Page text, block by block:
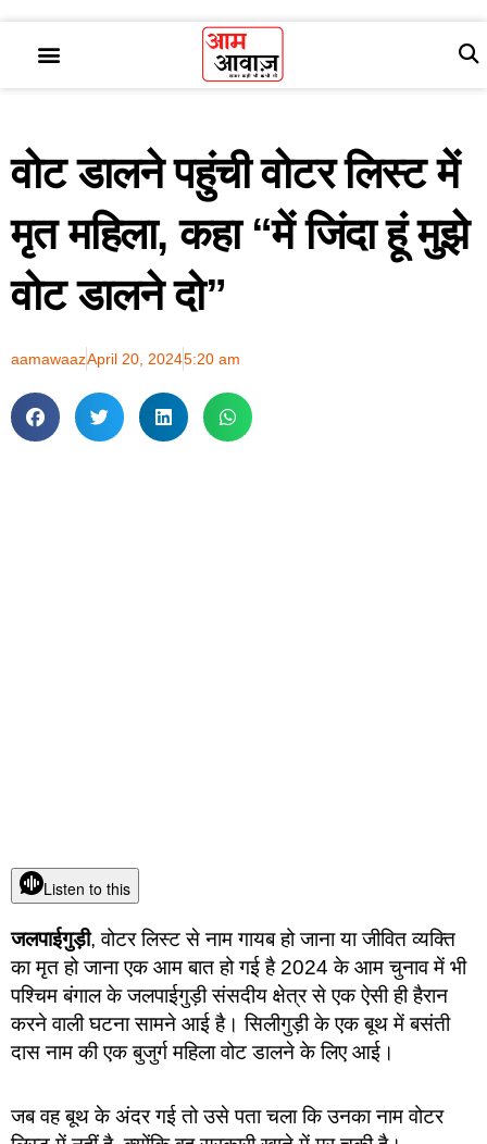
वोट डालने पहुंची वोटर लिस्ट में
मृत महिला, कहा “में जिंदा हूं मुझे
वोट डालने दो”
aamawaazApril 20, 20245:20 am
Listen to this
जलपाईगुड़ी, वोटर लिस्ट से नाम गायब हो जाना या जीवित व्यक्ति
का मृत हो जाना एक आम बात हो गई है 2024 के आम चुनाव में भी
पश्चिम बंगाल के जलपाईगुड़ी संसदीय क्षेत्र से एक ऐसी ही हैरान
करने वाली घटना सामने आई है। सिलीगुड़ी के एक बूथ में बसंती
दास नाम की एक बुजुर्ग महिला वोट डालने के लिए आई।
जब वह बूथ के अंदर गई तो उसे पता चला कि उनका नाम वोटर